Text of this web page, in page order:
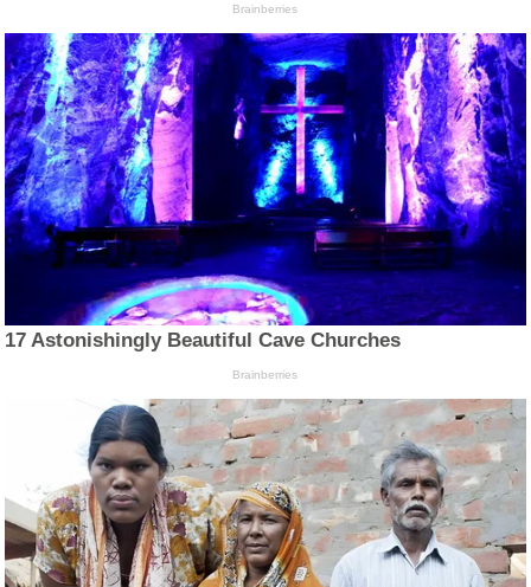
Brainberries
17 Astonishingly Beautiful Cave Churches
Brainberries